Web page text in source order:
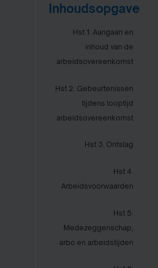
Inhoudsopgave
Hst 1. Aangaan en
inhoud van de
arbeidsovereenkomst
Hst 2. Gebeurtenissen
tijdens looptijd
arbeidsovereenkomst
Hst 3. Ontslag
Hst 4.
Arbeidsvoorwaarden
Hst 5.
Medezeggenschap,
arbo en arbeidstijden